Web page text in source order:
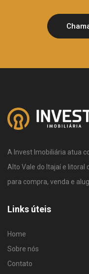
A Invest Imobiliária atua
Alto Vale do Itajaí e litoral
para compra, venda e
Links úteis
Home
Sobre nós
Contato